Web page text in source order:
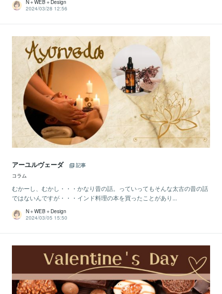
N＋WEB＋Design
2024/03/28 12:56
アーユルヴェーダ
記事
コラム
むかーし、むかし・・・かなり昔の話。っていってもそんな太古の昔の話
ではないんですが・・・インド料理の本を買ったことがあり...
N＋WEB＋Design
2024/03/05 15:50